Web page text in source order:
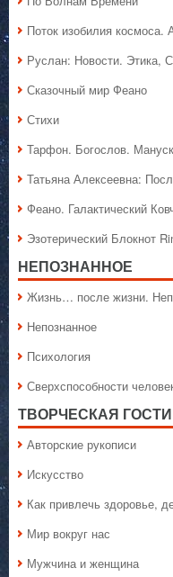
Поток изобилия космоса.
Руслан: Новости. Этика,
Сказочный мир Феано
Стихи
Тарфон. Богослов.
Татьяна Алексеевна:
Феано. Галактический
Эзотерический Блокнот
НЕПОЗНАННОЕ
Жизнь… после жизни.
Непознанное
Психология
Сверхспособности
ТВОРЧЕСКАЯ
Авторские рукописи
Искусство
Как привлечь здоровье,
Мир вокруг нас
Мужчина и женщина